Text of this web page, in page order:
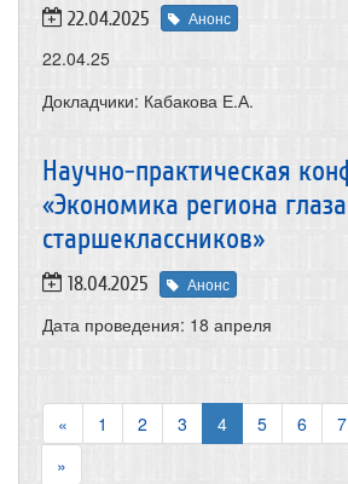
22.04.2025 Анонс
22.04.25
Докладчики: Кабакова Е.А.
Научно-практическая
«Экономика региона
старшеклассников»
18.04.2025 Анонс
Дата проведения: 18 апреля
« 1 2 3 4 5 6 7
»